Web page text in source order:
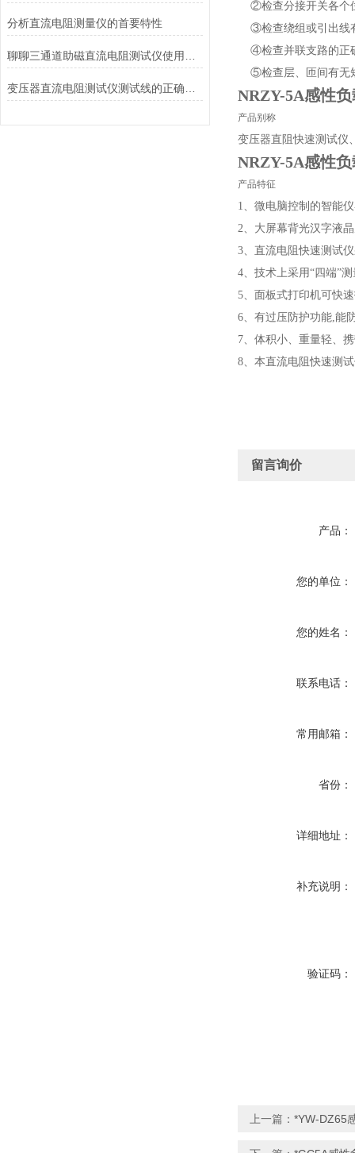
分析直流电阻测量仪的首要特性
②检查分接开关各个
③检查绕组或引出线
④检查并联支路的正
⑤检查层、匝间有无
NRZY-5A感性
产品别称
变压器直阻快速测试仪
NRZY-5A感性
产品特征
1、微电脑控制的智能
2、大屏幕背光汉字液
3、直流电阻快速测试
4、技术上采用“四端”
5、面板式打印机可快
6、有过压防护功能,能
7、体积小、重量轻、
8、本直流电阻快速测
留言询价
产品：
您的单位：
您的姓名：
联系电话：
常用邮箱：
省份：
详细地址：
补充说明：
验证码：
上一篇： *YW-DZ65